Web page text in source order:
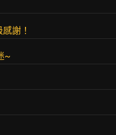
謝！
~